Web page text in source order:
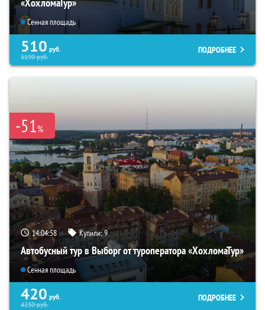
«ХохломаТур»
Сенная площадь
510 руб.
5190руб.
ПОДРОБНЕЕ
-51%
14:04:57 Купили:9
Автобусный тур в Выборг от туроператора «ХохломаТур»
Сенная площадь
420 руб.
4230руб.
ПОДРОБНЕЕ